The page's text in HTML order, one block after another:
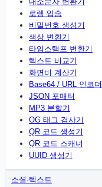
로렘 입숨
비밀번호 생성기
색상 변환기
타임스탬프 변환기
텍스트 비교기
화면비 계산기
Base64 / URL 인코더
JSON 포매터
MP3 분할기
OG 태그 검사기
QR 코드 생성기
QR 코드 스캐너
UUID 생성기
소셜·텍스트